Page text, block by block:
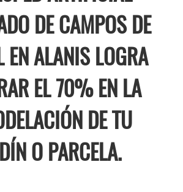
DE CAMPOS DE
EN ALANIS LOGRA
EL 70% EN LA
DE TU
O PARCELA.